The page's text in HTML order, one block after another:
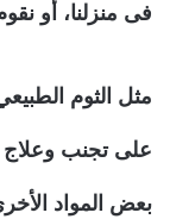
فى منزلنا، أو
مثل الثوم
على تجنب وعلاج
بعض المواد